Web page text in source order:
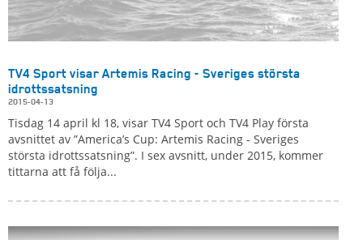
TV4 Sport visar Artemis Racing - Sveriges största
idrottssatsning
2015-04-13
Tisdag 14 april kl 18, visar TV4 Sport och TV4 Play första
avsnittet av ”America’s Cup: Artemis Racing - Sveriges
största idrottssatsning”. I sex avsnitt, under 2015, kommer
tittarna att få följa...